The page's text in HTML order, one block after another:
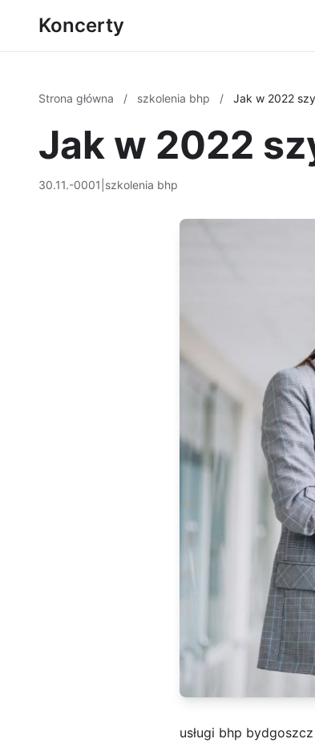
Koncerty
Strona główna / szkolenia bhp / Jak w 2022
Jak w 2022
30.11.-0001 szkolenia bhp
usługi bhp bydgoszcz